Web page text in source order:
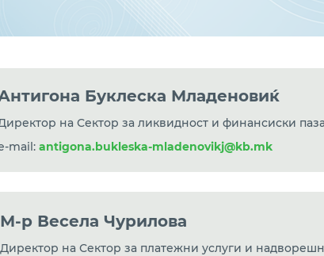
Буклеска Младеновиќ
на Сектор за ликвидност и финансиски
mail:antigona.bukleska-mladenovikj@kb.mk
М-р Весела Чурилова
Директор на Сектор за платежни услуги и